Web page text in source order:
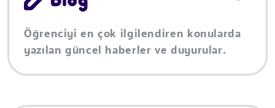
Öğrenciyi en çok ilgilendiren konularda
yazılan güncel haberler ve duyurular.